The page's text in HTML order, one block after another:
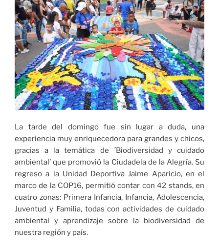
La tarde del domingo fue sin lugar a duda, una
experiencia muy enriquecedora para grandes y chicos,
gracias a la temática de ´Biodiversidad y cuidado
ambiental’ que promovió la Ciudadela de la Alegría. Su
regreso a la Unidad Deportiva Jaime Aparicio, en el
marco de la COP16, permitió contar con 42 stands, en
cuatro zonas: Primera Infancia, Infancia, Adolescencia,
Juventud y Familia, todas con actividades de cuidado
ambiental y aprendizaje sobre la biodiversidad de
nuestra región y país.